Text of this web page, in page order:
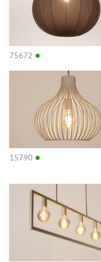
75672 •
15790 •
Info
Info